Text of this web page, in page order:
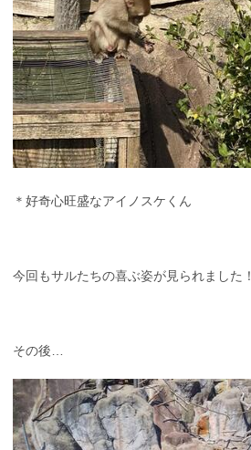
＊好奇心旺盛なアイノスケくん
今回もサルたちの喜ぶ姿が見られました！
その後…